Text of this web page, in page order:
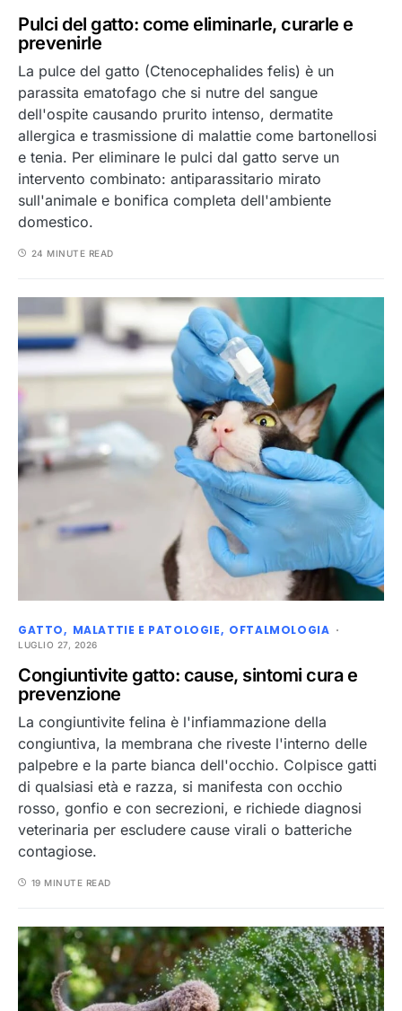
Pulci del gatto: come eliminarle, curarle e
prevenirle
La pulce del gatto (Ctenocephalides felis) è un
parassita ematofago che si nutre del sangue
dell'ospite causando prurito intenso, dermatite
allergica e trasmissione di malattie come bartonellosi
e tenia. Per eliminare le pulci dal gatto serve un
intervento combinato: antiparassitario mirato
sull'animale e bonifica completa dell'ambiente
domestico.
24 MINUTE READ
GATTO MALATTIE E PATOLOGIE OFTALMOLOGIA
LUGLIO 27, 2026
Congiuntivite gatto: cause, sintomi cura e
prevenzione
La congiuntivite felina è l'infiammazione della
congiuntiva, la membrana che riveste l'interno delle
palpebre e la parte bianca dell'occhio. Colpisce gatti
di qualsiasi età e razza, si manifesta con occhio
rosso, gonfio e con secrezioni, e richiede diagnosi
veterinaria per escludere cause virali o batteriche
contagiose.
19 MINUTE READ